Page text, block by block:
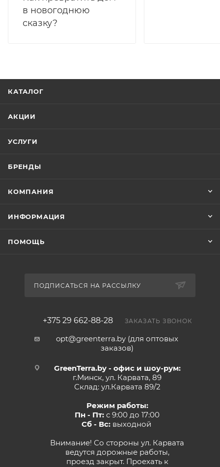
в новогоднюю
сказку?
КАТАЛОГ
АКЦИИ
УСЛУГИ
БРЕНДЫ
КОМПАНИЯ
ИНФОРМАЦИЯ
ПОМОЩЬ
ПОДПИСАТЬСЯ НА РАССЫЛКУ
+375 29 662-88-28 ЗАКАЗАТЬ ЗВОНОК
opt@greenterra.by (для оптовых
заказов)
GreenTerra.by - офис и шоу-рум:
г.Минск, ул. Карвата, 89
Склад: ул.Карвата 89/2
Режим работы:
Пн - Пт: с 9:00 до 17:00
Сб - Вс:выходной
Внимание! Со стороны ул. Карвата
ведутся дорожные работы,
проезд закрыт. Проехать к